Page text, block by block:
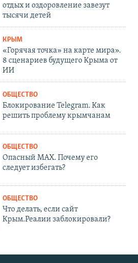
отдых и оздоровление завезут
тысячи детей
КРЫМ
«Горячая точка» на карте мира».
8 сценариев будущего Крыма от
ИИ
ОБЩЕСТВО
Блокирование Telegram. Как
решить проблему крымчанам
ОБЩЕСТВО
Опасный MAX. Почему его
следует избегать?
ОБЩЕСТВО
Что делать, если сайт
Крым.Реалии заблокировали?